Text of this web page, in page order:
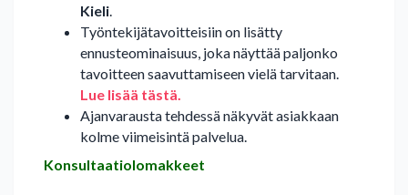
Kieli
Työntekijätavoitteisiin on lisätty
ennusteominaisuus, joka näyttää paljonko
tavoitteen saavuttamiseen vielä tarvitaan.
Lue lisää tästä.
Ajanvarausta tehdessä näkyvät asiakkaan
kolme viimeisintä palvelua.
Konsultaatiolomakkeet